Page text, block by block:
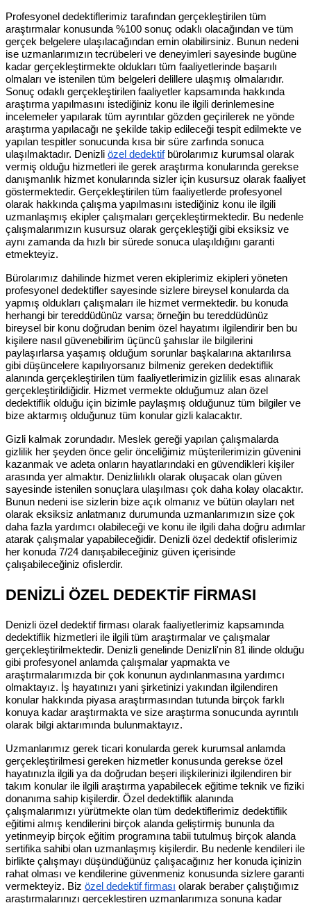
Profesyonel dedektiflerimiz tarafından gerçekleştirilen tüm
araştırmalar konusunda %100 sonuç odaklı olacağından ve tüm
gerçek belgelere ulaşılacağından emin olabilirsiniz. Bunun nedeni
ise uzmanlarımızın tecrübeleri ve deneyimleri sayesinde bugüne
kadar gerçekleştirmekte oldukları tüm faaliyetlerinde başarılı
olmaları ve istenilen tüm belgeleri delillere ulaşmış olmalarıdır.
Sonuç odaklı gerçekleştirilen faaliyetler kapsamında hakkında
araştırma yapılmasını istediğiniz konu ile ilgili derinlemesine
incelemeler yapılarak tüm ayrıntılar gözden geçirilerek ne yönde
araştırma yapılacağı ne şekilde takip edileceği tespit edilmekte ve
yapılan tespitler sonucunda kısa bir süre zarfında sonuca
ulaşılmaktadır. Denizli özel dedektifbürolarımız kurumsal olarak
vermiş olduğu hizmetleri ile gerek araştırma konularında gerekse
danışmanlık hizmet konularında sizler için kusursuz olarak faaliyet
göstermektedir. Gerçekleştirilen tüm faaliyetlerde profesyonel
olarak hakkında çalışma yapılmasını istediğiniz konu ile ilgili
uzmanlaşmış ekipler çalışmaları gerçekleştirmektedir. Bu nedenle
çalışmalarımızın kusursuz olarak gerçekleştiği gibi eksiksiz ve
aynı zamanda da hızlı bir sürede sonuca ulaşıldığını garanti
etmekteyiz.
Bürolarımız dahilinde hizmet veren ekiplerimiz ekipleri yöneten
profesyonel dedektifler sayesinde sizlere bireysel konularda da
yapmış oldukları çalışmaları ile hizmet vermektedir. bu konuda
herhangi bir tereddüdünüz varsa; örneğin bu tereddüdünüz
bireysel bir konu doğrudan benim özel hayatımı ilgilendirir ben bu
kişilere nasıl güvenebilirim üçüncü şahıslar ile bilgilerini
paylaşırlarsa yaşamış olduğum sorunlar başkalarına aktarılırsa
gibi düşüncelere kapılıyorsanız bilmeniz gereken dedektiflik
alanında gerçekleştirilen tüm faaliyetlerimizin gizlilik esas alınarak
gerçekleştirildiğidir. Hizmet vermekte olduğumuz alan özel
dedektiflik olduğu için bizimle paylaşmış olduğunuz tüm bilgiler ve
bize aktarmış olduğunuz tüm konular gizli kalacaktır.
Gizli kalmak zorundadır. Meslek gereği yapılan çalışmalarda
gizlilik her şeyden önce gelir önceliğimiz müşterilerimizin güvenini
kazanmak ve adeta onların hayatlarındaki en güvendikleri kişiler
arasında yer almaktır. Denizliılıklı olarak oluşacak olan güven
sayesinde istenilen sonuçlara ulaşılması çok daha kolay olacaktır.
Bunun nedeni ise sizlerin bize açık olmanız ve bütün olayları net
olarak eksiksiz anlatmanız durumunda uzmanlarımızın size çok
daha fazla yardımcı olabileceği ve konu ile ilgili daha doğru adımlar
atarak çalışmalar yapabileceğidir. Denizli özel dedektif ofislerimiz
her konuda 7/24 danışabileceğiniz güven içerisinde
çalışabileceğiniz ofislerdir.
DENİZLİ ÖZEL DEDEKTİF FİRMASI
Denizli özel dedektif firması olarak faaliyetlerimiz kapsamında
dedektiflik hizmetleri ile ilgili tüm araştırmalar ve çalışmalar
gerçekleştirilmektedir. Denizli genelinde Denizli'nin 81 ilinde olduğu
gibi profesyonel anlamda çalışmalar yapmakta ve
araştırmalarımızda bir çok konunun aydınlanmasına yardımcı
olmaktayız. İş hayatınızı yani şirketinizi yakından ilgilendiren
konular hakkında piyasa araştırmasından tutunda birçok farklı
konuya kadar araştırmakta ve size araştırma sonucunda ayrıntılı
olarak bilgi aktarımında bulunmaktayız.
Uzmanlarımız gerek ticari konularda gerek kurumsal anlamda
gerçekleştirilmesi gereken hizmetler konusunda gerekse özel
hayatınızla ilgili ya da doğrudan beşeri ilişkilerinizi ilgilendiren bir
takım konular ile ilgili araştırma yapabilecek eğitime teknik ve fiziki
donanıma sahip kişilerdir. Özel dedektiflik alanında
çalışmalarımızı yürütmekte olan tüm dedektiflerimiz dedektiflik
eğitimi almış kendilerini birçok alanda geliştirmiş bununla da
yetinmeyip birçok eğitim programına tabii tutulmuş birçok alanda
sertifika sahibi olan uzmanlaşmış kişilerdir. Bu nedenle kendileri ile
birlikte çalışmayı düşündüğünüz çalışacağınız her konuda içinizin
rahat olması ve kendilerine güvenmeniz konusunda sizlere garanti
vermekteyiz. Biz özel dedektif firması olarak beraber çalıştığımız
araştırmalarınızı gerçekleştiren uzmanlarımıza sonuna kadar